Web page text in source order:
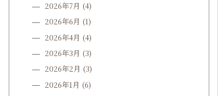
2026年7月 (4)
2026年6月 (1)
2026年4月 (4)
2026年3月 (3)
2026年2月 (3)
2026年1月 (6)